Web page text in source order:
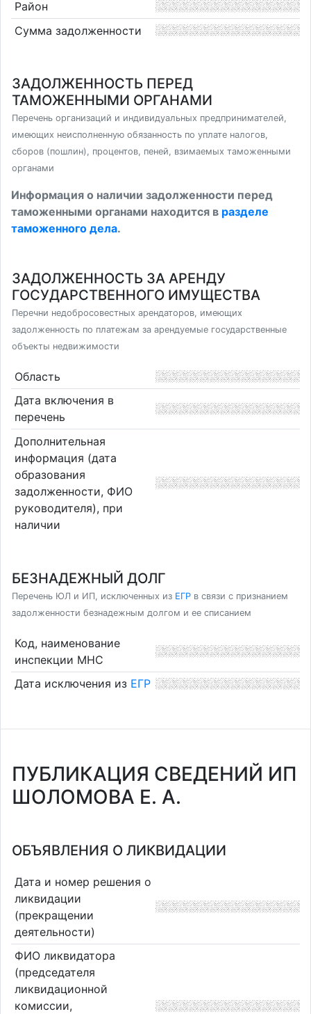
Район
Сумма задолженности
ЗАДОЛЖЕННОСТЬ ПЕРЕД
ТАМОЖЕННЫМИ ОРГАНАМИ
Перечень организаций и индивидуальных предпринимателей,
имеющих неисполненную обязанность по уплате налогов,
сборов (пошлин), процентов, пеней, взимаемых таможенными
органами
Информация о наличии задолженности перед
таможенными органами находится в разделе
таможенного дела.
ЗАДОЛЖЕННОСТЬ ЗА АРЕНДУ
ГОСУДАРСТВЕННОГО ИМУЩЕСТВА
Перечни недобросовестных арендаторов, имеющих
задолженность по платежам за арендуемые государственные
объекты недвижимости
Область
Дата включения в
перечень
Дополнительная
информация (дата
образования
задолженности, ФИО
руководителя), при
наличии
БЕЗНАДЕЖНЫЙ ДОЛГ
Перечень ЮЛ и ИП, исключенных из ЕГР в связи с признанием
задолженности безнадежным долгом и ее списанием
Код, наименование
инспекции МНС
Дата исключения из ЕГР
ПУБЛИКАЦИЯ СВЕДЕНИЙ ИП
ШОЛОМОВА Е. А.
ОБЪЯВЛЕНИЯ О ЛИКВИДАЦИИ
Дата и номер решения о
ликвидации
(прекращении
деятельности)
ФИО ликвидатора
(председателя
ликвидационной
комиссии,